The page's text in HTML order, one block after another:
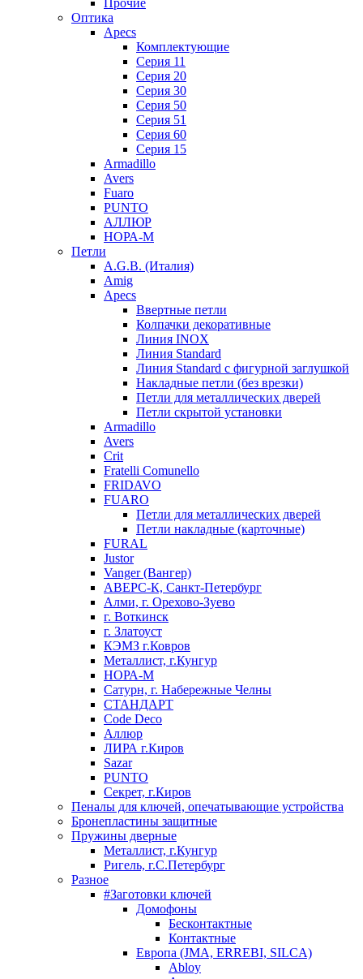
Прочие
Оптика
Apecs
Комплектующие
Серия 11
Серия 20
Серия 30
Серия 50
Серия 51
Серия 60
Серия 15
Armadillo
Avers
Fuaro
PUNTO
АЛЛЮР
НОРА-М
Петли
A.G.B. (Италия)
Amig
Apecs
Ввертные петли
Колпачки декоративные
Линия INOX
Линия Standard
Линия Standard с фигурной заглушкой
Накладные петли (без врезки)
Петли для металлических дверей
Петли скрытой установки
Armadillo
Avers
Crit
Fratelli Comunello
FRIDAVO
FUARO
Петли для металлических дверей
Петли накладные (карточные)
FURAL
Justor
Vanger (Вангер)
АВЕРС-К, Санкт-Петербург
Алми, г. Орехово-Зуево
г. Воткинск
г. Златоуст
КЭМЗ г.Ковров
Металлист, г.Кунгур
НОРА-М
Сатурн, г. Набережные Челны
СТАНДАРТ
Code Deco
Аллюр
ЛИРА г.Киров
Sazar
PUNTO
Секрет, г.Киров
Пеналы для ключей, опечатывающие устройства
Бронепластины защитные
Пружины дверные
Металлист, г.Кунгур
Ригель, г.С.Петербург
Разное
#Заготовки ключей
Домофоны
Бесконтактные
Контактные
Европа (JMA, ERREBI, SILCA)
Abloy